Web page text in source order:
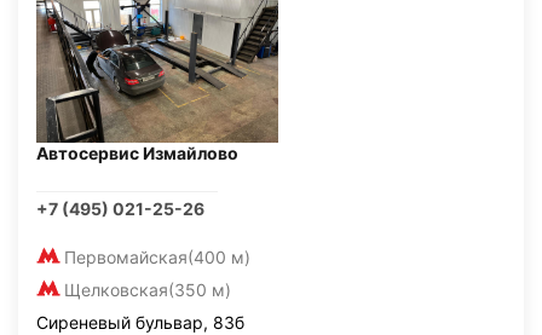
Автосервис Измайлово
+7 (495) 021-25-26
Первомайская(400 м)
Щелковская(350 м)
Сиреневый бульвар, 83б